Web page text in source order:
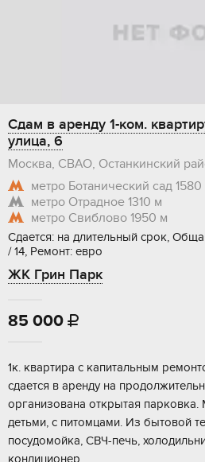
Сдам в аренду 1-ком.
улица, 6
Москва, СВАО, Останкинский
метро Ботанический сад 1580
метро Отрадное 1310 м
метро Свиблово 1950 м
Сдается: на длительный срок,
/ 14, Ремонт: евро
ЖК Грин Парк
85 000 
1к. квартира с капитальным
сдается в аренду на
организована открытая
детьми, с питомцами. Из бытовой
посудомойка, СВЧ-печь,
кондиционер...